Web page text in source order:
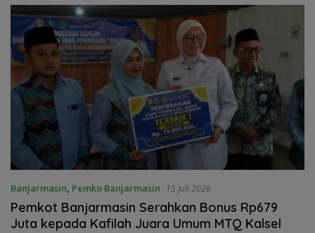
Banjarmasin, Pemko Banjarmasin 15 Juli 2026
Pemkot Banjarmasin Serahkan Bonus Rp679
Juta kepada Kafilah Juara Umum MTQ Kalsel